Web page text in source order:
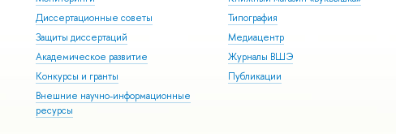
Диссертационные советы
Защиты диссертаций
Академическое развитие
Конкурсы и гранты
Внешние научно-информационные
ресурсы
Типография
Медиацентр
Журналы ВШЭ
Публикации